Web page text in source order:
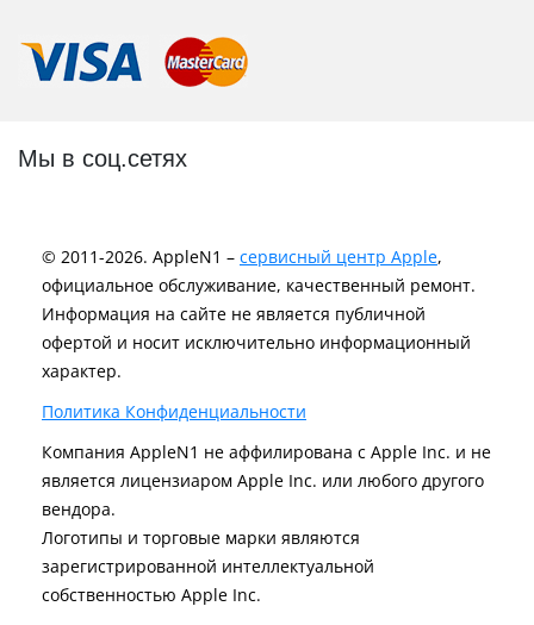
Мы в соц.сетях
© 2011-2026. AppleN1 – сервисный центр Apple,
официальное обслуживание, качественный ремонт.
Информация на сайте не является публичной
офертой и носит исключительно информационный
характер.
Политика Конфиденциальности
Компания AppleN1 не аффилирована c Apple Inc. и не
является лицензиаром Apple Inc. или любого другого
вендора.
Логотипы и торговые марки являются
зарегистрированной интеллектуальной
собственностью Apple Inc.